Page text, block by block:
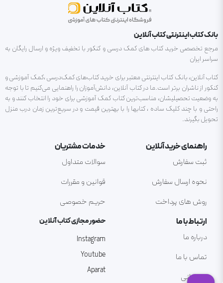
بانک کتاب اینترنتی کتاب آنلاین
مرجع تخصصی خرید کتاب های کمک درسی و کنکور با تخفیف ویژه و ارسال رایگان به
سراسر ایران
کتاب آنلاین، بانک کتاب اینترنتی معتبر برای خرید کتاب‌های کمک‌درسی ،کمک آموزشی و
کنکور از ناشران برتر است.ما در کتاب آنلاین، دانش‌آموزان را راهنمایی می‌کنیم تا با توجه
به وضعیت تحصیلیشان، مناسب‌ترین کتاب کمک آموزشی برای خود را انتخاب کنند و به
راحتی و با چند کلیک ساده ، کتابها را با بهترین قیمت و در سریع‌ترین زمان درب منزل
تحویل بگیرند.
راهنمای خرید آنلاین
ثبت سفارش
نحوه ارسال سفارش
روش های پرداخت
خدمات مشتریان
سوالات متداول
قوانین و مقررات
حریم خصوصی
ارتباط با ما
درباره ما
تماس با ما
پشتیبانی
حضور مجازی کتاب آنلاین
Instagram
Youtube
Aparat